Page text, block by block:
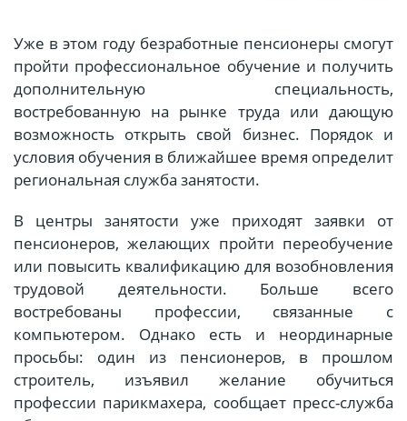
Уже в этом году безработные пенсионеры смогут
пройти профессиональное обучение и получить
дополнительную специальность,
востребованную на рынке труда или дающую
возможность открыть свой бизнес. Порядок и
условия обучения в ближайшее время определит
региональная служба занятости.
В центры занятости уже приходят заявки от
пенсионеров, желающих пройти переобучение
или повысить квалификацию для возобновления
трудовой деятельности. Больше всего
востребованы профессии, связанные с
компьютером. Однако есть и неординарные
просьбы: один из пенсионеров, в прошлом
строитель, изъявил желание обучиться
профессии парикмахера, сообщает пресс-служба